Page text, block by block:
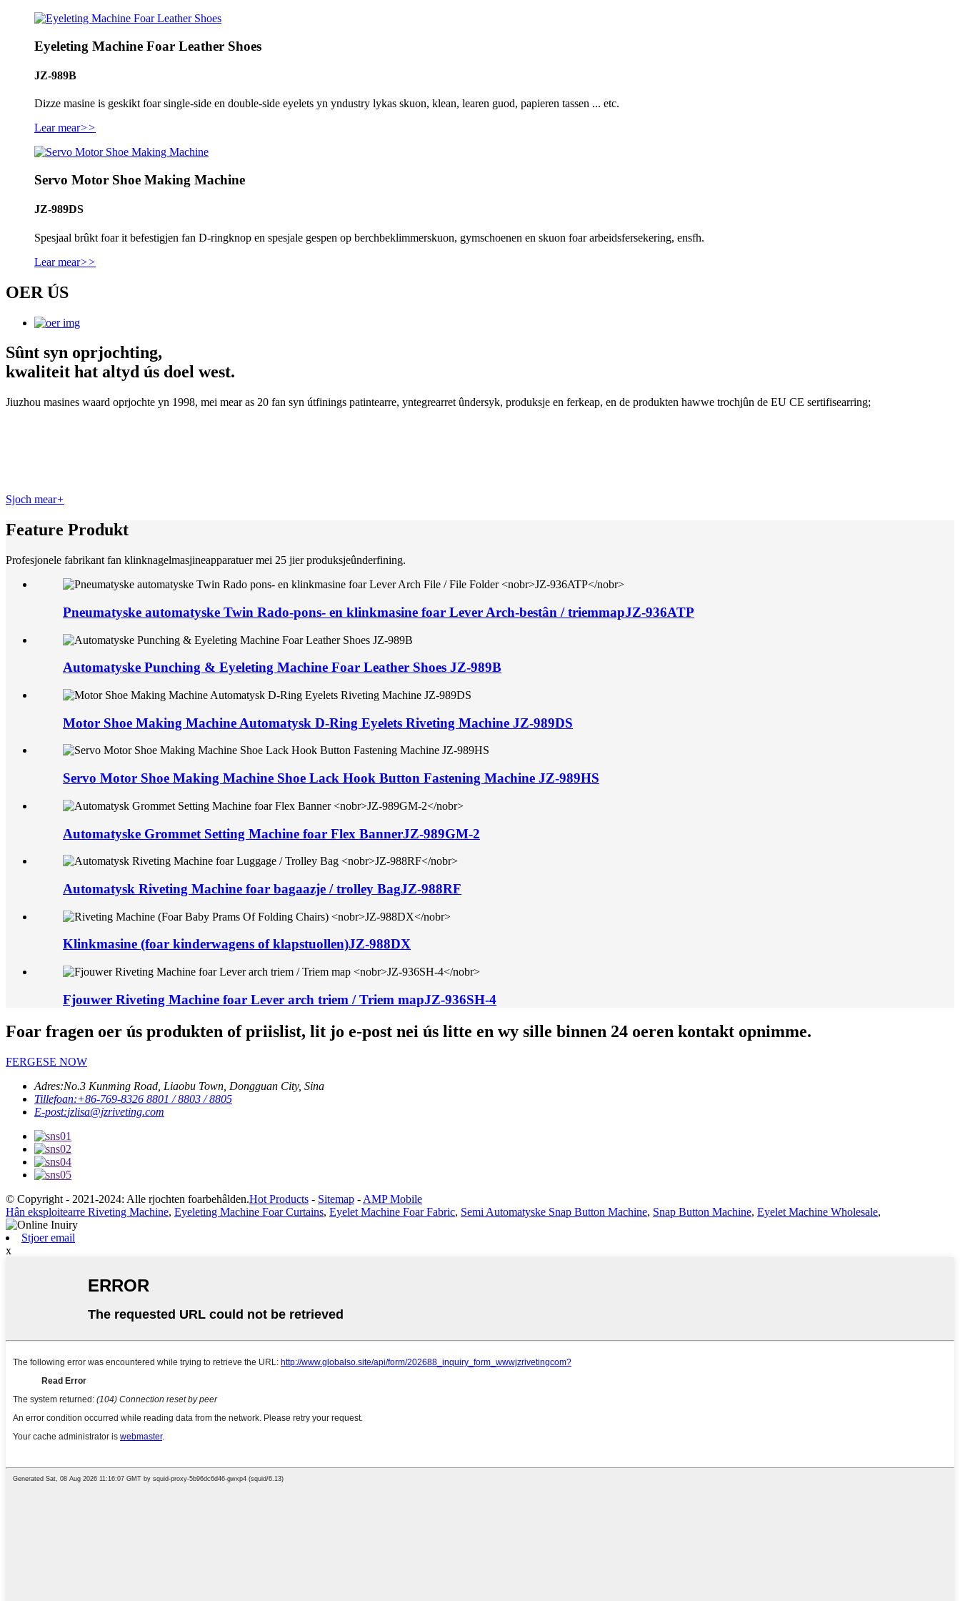
Eyeleting Machine Foar Leather Shoes
JZ-989B
Dizze masine is geskikt foar single-side en double-side eyelets yn yndustry lykas skuon, klean, learen guod, papieren tassen ... etc.
Lear mear>>
Servo Motor Shoe Making Machine
JZ-989DS
Spesjaal brûkt foar it befestigjen fan D-ringknop en spesjale gespen op berchbeklimmerskuon, gymschoenen en skuon foar arbeidsfersekering, ensfh.
Lear mear>>
OER ÚS
Sûnt syn oprjochting,
kwaliteit hat altyd ús doel west.
Jiuzhou masines waard oprjochte yn 1998, mei mear as 20 fan syn útfinings patintearre, yntegrearret ûndersyk, produksje en ferkeap, en de produkten hawwe trochjûn de EU CE sertifisearring;
Sjoch mear+
Feature Produkt
Profesjonele fabrikant fan klinknagelmasjineapparatuer mei 25 jier produksjeûnderfining.
Pneumatyske automatyske Twin Rado-pons- en klinkmasine foar Lever Arch-bestân / triemmapJZ-936ATP
Automatyske Punching & Eyeleting Machine Foar Leather Shoes JZ-989B
Motor Shoe Making Machine Automatysk D-Ring Eyelets Riveting Machine JZ-989DS
Servo Motor Shoe Making Machine Shoe Lack Hook Button Fastening Machine JZ-989HS
Automatyske Grommet Setting Machine foar Flex BannerJZ-989GM-2
Automatysk Riveting Machine foar bagaazje / trolley BagJZ-988RF
Klinkmasine (foar kinderwagens of klapstuollen)JZ-988DX
Fjouwer Riveting Machine foar Lever arch triem / Triem mapJZ-936SH-4
Foar fragen oer ús produkten of priislist, lit jo e-post nei ús litte en wy sille binnen 24 oeren kontakt opnimme.
FERGESE NOW
Adres:No.3 Kunming Road, Liaobu Town, Dongguan City, Sina
Tillefoan:+86-769-8326 8801 / 8803 / 8805
E-post:jzlisa@jzriveting.com
© Copyright - 2021-2024: Alle rjochten foarbehâlden.Hot Products - Sitemap - AMP Mobile
Hân eksploitearre Riveting Machine, Eyeleting Machine Foar Curtains, Eyelet Machine Foar Fabric, Semi Automatyske Snap Button Machine, Snap Button Machine, Eyelet Machine Wholesale,
Stjoer email
x